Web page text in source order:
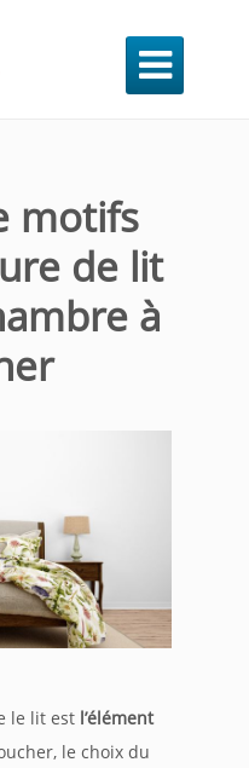

motifs
de lit
à
le lit est l’élément
le choix du